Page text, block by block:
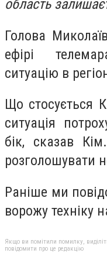
область
Голова
ефірі
ситуацію в
Що стосується
ситуація
бік, сказав
розголошувати
Раніше ми
ворожу техніку
Якщо ви помітили помилку,
повідомити про це редакцію